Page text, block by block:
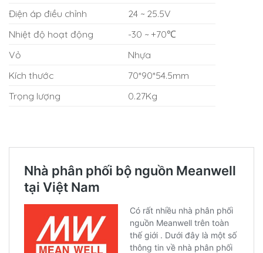
Điện áp điều chỉnh
24 ~ 25.5V
Nhiệt độ hoạt động
-30 ~ +70℃
Vỏ
Nhựa
Kích thước
70*90*54.5mm
Trọng lượng
0.27Kg